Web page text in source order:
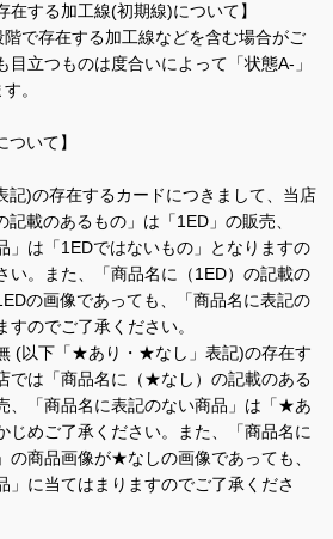
在する加工線(初期線)について】
で存在する加工線などを含む場合がご
目立つものは度合いによって「状態A-」
。
ついて】
記)の存在するカードにつきまして、当店
載のあるもの」は「1ED」の販売、
」は「1EDではないもの」となりますの
い。また、「商品名に（1ED）の記載の
の画像であっても、「商品名に表記の
のでご了承ください。
(以下「★あり・★なし」表記)の存在す
では「商品名に（★なし）の記載のある
、「商品名に表記のない商品」は「★あ
じめご了承ください。また、「商品名に
の商品画像が★なしの画像であっても、
」に当てはまりますのでご了承くださ